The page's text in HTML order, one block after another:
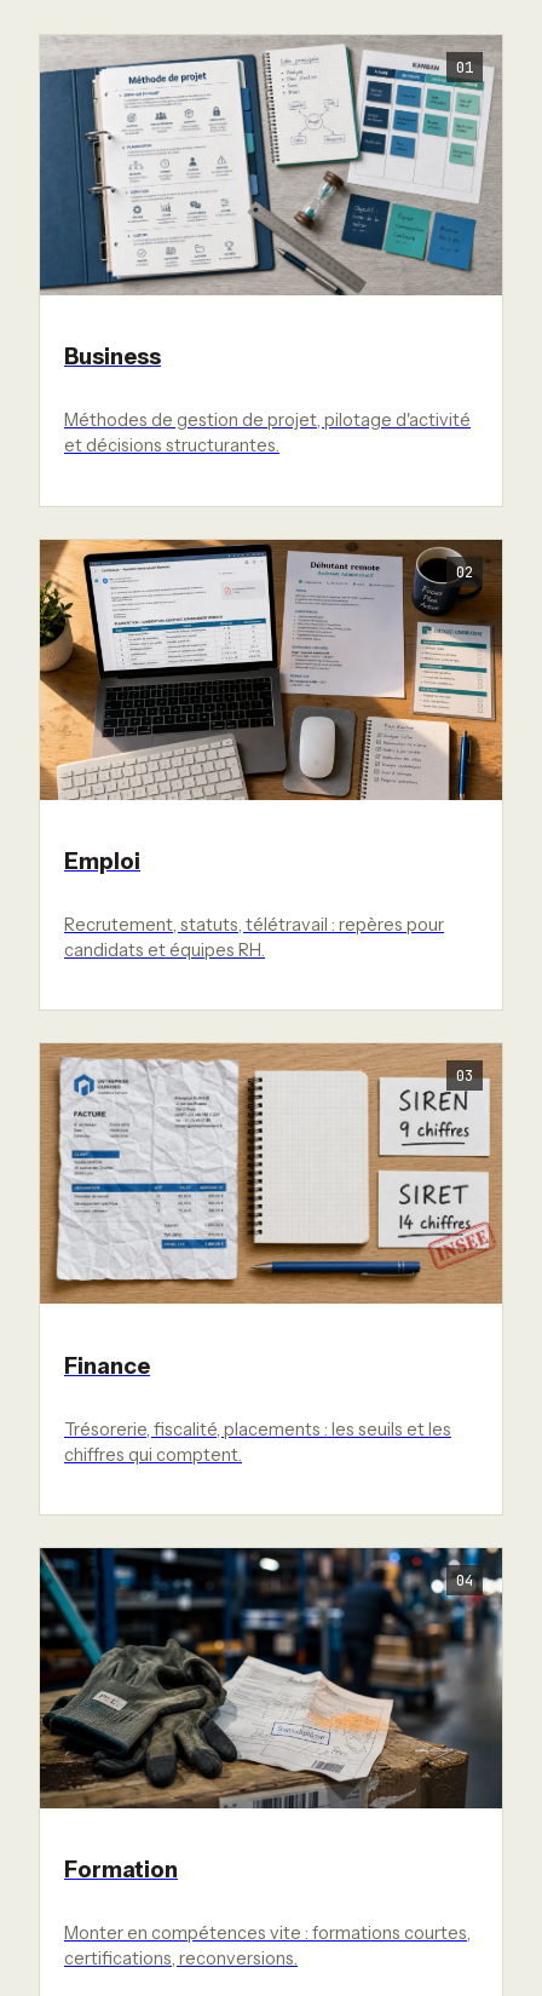
01
Business
Méthodes de gestion de projet, pilotage d'activité
et décisions structurantes.
02
Emploi
Recrutement, statuts, télétravail : repères pour
candidats et équipes RH.
03
Finance
Trésorerie, fiscalité, placements : les seuils et les
chiffres qui comptent.
04
Formation
Monter en compétences vite : formations courtes,
certifications, reconversions.